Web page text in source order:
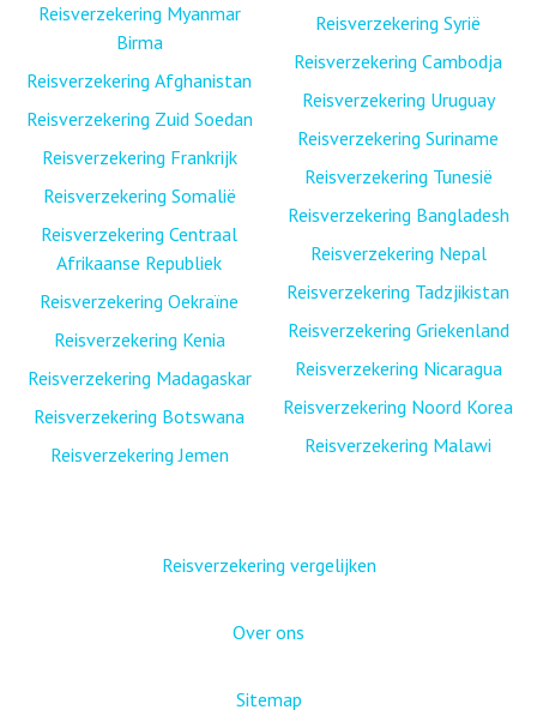
Reisverzekering Myanmar
Birma
Reisverzekering Afghanistan
Reisverzekering Zuid Soedan
Reisverzekering Frankrijk
Reisverzekering Somalië
Reisverzekering Centraal
Afrikaanse Republiek
Reisverzekering Oekraïne
Reisverzekering Kenia
Reisverzekering Madagaskar
Reisverzekering Botswana
Reisverzekering Jemen
Reisverzekering Syrië
Reisverzekering Cambodja
Reisverzekering Uruguay
Reisverzekering Suriname
Reisverzekering Tunesië
Reisverzekering Bangladesh
Reisverzekering Nepal
Reisverzekering Tadzjikistan
Reisverzekering Griekenland
Reisverzekering Nicaragua
Reisverzekering Noord Korea
Reisverzekering Malawi
Reisverzekering vergelijken
Over ons
Sitemap